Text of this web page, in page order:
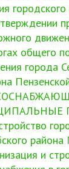
общего
города
района
и